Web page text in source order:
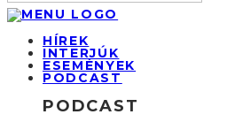
HÍREK
INTERJÚK
ESEMÉNYEK
PODCAST
PODCAST